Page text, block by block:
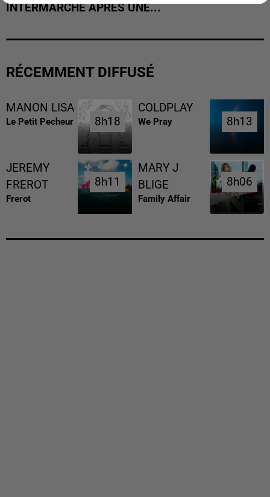
INTERMARCHÉ APRÈS UNE...
RÉCEMMENT DIFFUSÉ
MANON LISA
Le Petit Pecheur 8h18
8h18
COLDPLAY
We Pray 8h13
8h13
JEREMY
FREROT
Frerot
8h11
8h11
MARY J
BLIGE
Family Affair
8h06
8h06